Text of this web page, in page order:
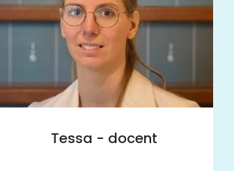
Wiskundetoets | Pabo
voorbereiden
| Studievaardigheden, planning &
Tessa - docent